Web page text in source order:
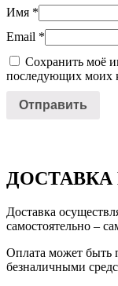
Имя *
Email *
Сохранить моё
последующих моих
Доставка
самостоятельно –
Оплата может быть
безналичными